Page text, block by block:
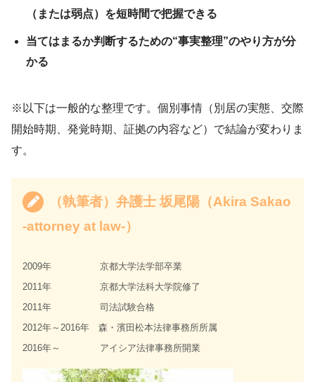
（または弱点）を短時間で把握できる
当てはまるか判断するための“事実整理”のやり方が分
かる
※以下は一般的な整理です。個別事情（別居の実態、交際
開始時期、発覚時期、証拠の内容など）で結論が変わりま
す。
（執筆者）弁護士 坂尾陽（Akira Sakao
-attorney at law-）
2009年 京都大学法学部卒業
2011年 京都大学法科大学院修了
2011年 司法試験合格
2012年～2016年 森・濱田松本法律事務所所属
2016年～ アイシア法律事務所開業